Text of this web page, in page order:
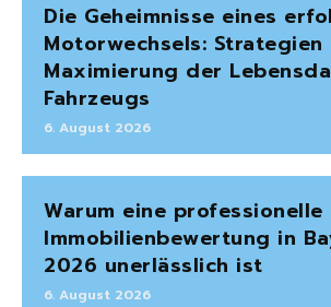
Die Geheimnisse eines
Motorwechsels: Strategien
Maximierung der
Fahrzeugs
6. August 2026
Warum eine professionelle
Immobilienbewertung in
2026 unerlässlich ist
6. August 2026